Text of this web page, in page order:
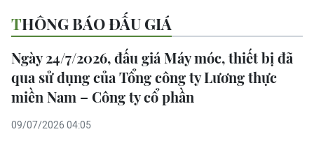
THÔNG BÁO ĐẤU GIÁ
Ngày 24/7/2026, đấu giá Máy móc, thiết bị đã
qua sử dụng của Tổng công ty Lương thực
miền Nam – Công ty cổ phần
09/07/2026 04:05